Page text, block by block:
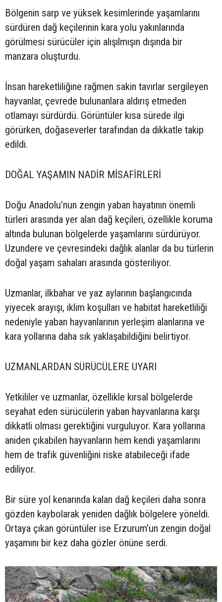
Bölgenin sarp ve yüksek kesimlerinde yaşamlarını
sürdüren dağ keçilerinin kara yolu yakınlarında
görülmesi sürücüler için alışılmışın dışında bir
manzara oluşturdu.
İnsan hareketliliğine rağmen sakin tavırlar sergileyen
hayvanlar, çevrede bulunanlara aldırış etmeden
otlamayı sürdürdü. Görüntüler kısa sürede ilgi
görürken, doğaseverler tarafından da dikkatle takip
edildi.
DOĞAL YAŞAMIN NADİR MİSAFİRLERİ
Doğu Anadolu’nun zengin yaban hayatının önemli
türleri arasında yer alan dağ keçileri, özellikle koruma
altında bulunan bölgelerde yaşamlarını sürdürüyor.
Uzundere ve çevresindeki dağlık alanlar da bu türlerin
doğal yaşam sahaları arasında gösteriliyor.
Uzmanlar, ilkbahar ve yaz aylarının başlangıcında
yiyecek arayışı, iklim koşulları ve habitat hareketliliği
nedeniyle yaban hayvanlarının yerleşim alanlarına ve
kara yollarına daha sık yaklaşabildiğini belirtiyor.
UZMANLARDAN SÜRÜCÜLERE UYARI
Yetkililer ve uzmanlar, özellikle kırsal bölgelerde
seyahat eden sürücülerin yaban hayvanlarına karşı
dikkatli olması gerektiğini vurguluyor. Kara yollarına
aniden çıkabilen hayvanların hem kendi yaşamlarını
hem de trafik güvenliğini riske atabileceği ifade
ediliyor.
Bir süre yol kenarında kalan dağ keçileri daha sonra
gözden kaybolarak yeniden dağlık bölgelere yöneldi.
Ortaya çıkan görüntüler ise Erzurum’un zengin doğal
yaşamını bir kez daha gözler önüne serdi.